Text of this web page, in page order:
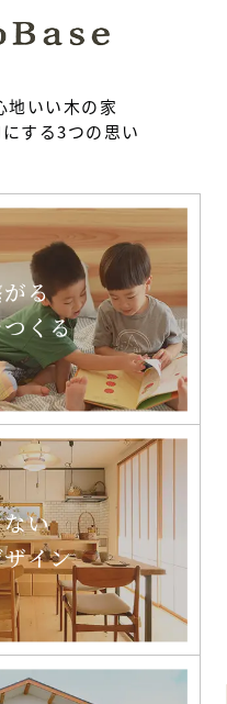
地いい木の家
する3つの思い
る
くる
い
イン